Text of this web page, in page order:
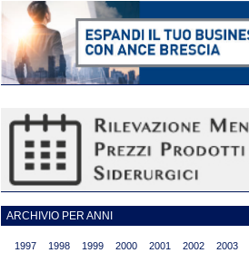
ARCHIVIO PER ANNI
1997 1998 1999 2000 2001 2002 2003